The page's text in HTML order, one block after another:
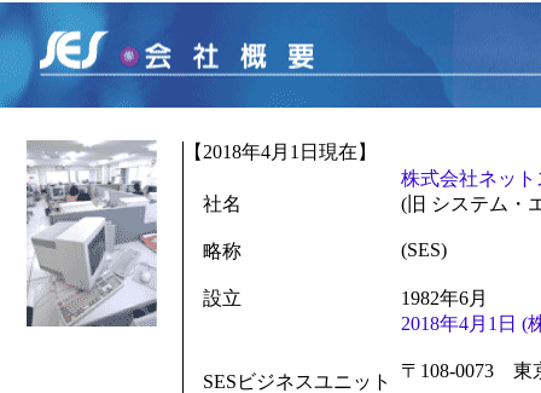
【2018年4月1日現在】
社名
株式会社ネッ
(旧 システム・
略称 (SES)
設立
1982年6月
2018年4月1日 (
SESビジネスユニット
〒108-0073 東